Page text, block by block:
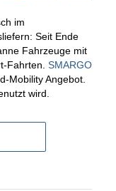
im
Seit Ende
Fahrzeuge mit
Fahrten. SMARGO
Mobility Angebot.
wird.